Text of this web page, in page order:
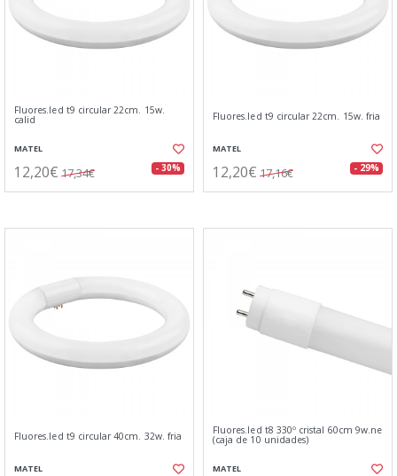
Fluores.led t9 circular 22cm. 15w.
calid
MATEL
12,20€ 17,34€ - 30%
Fluores.led t9 circular 22cm. 15w. fria
MATEL
12,20€ 17,16€ - 29%
Fluores.led t9 circular 40cm. 32w. fria
MATEL
Fluores.led t8 330º cristal 60cm 9w.ne
(caja de 10 unidades)
MATEL